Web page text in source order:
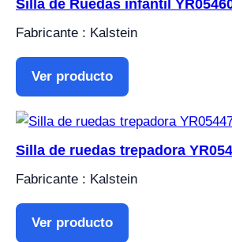
Silla de Ruedas infantil
Fabricante : Kalstein
Ver producto
Silla de ruedas trepadora
Fabricante : Kalstein
Ver producto